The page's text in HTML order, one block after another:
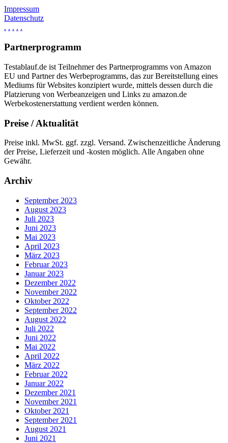
Impressum
Datenschutz
. . . . .
Partnerprogramm
Testablauf.de ist Teilnehmer des Partnerprogramms von Amazon
EU und Partner des Werbeprogramms, das zur Bereitstellung eines
Mediums für Websites konzipiert wurde, mittels dessen durch die
Platzierung von Werbeanzeigen und Links zu amazon.de
Werbekostenerstattung verdient werden können.
Preise / Aktualität
Preise inkl. MwSt. ggf. zzgl. Versand. Zwischenzeitliche Änderung
der Preise, Lieferzeit und -kosten möglich. Alle Angaben ohne
Gewähr.
Archiv
September 2023
August 2023
Juli 2023
Juni 2023
Mai 2023
April 2023
März 2023
Februar 2023
Januar 2023
Dezember 2022
November 2022
Oktober 2022
September 2022
August 2022
Juli 2022
Juni 2022
Mai 2022
April 2022
März 2022
Februar 2022
Januar 2022
Dezember 2021
November 2021
Oktober 2021
September 2021
August 2021
Juni 2021